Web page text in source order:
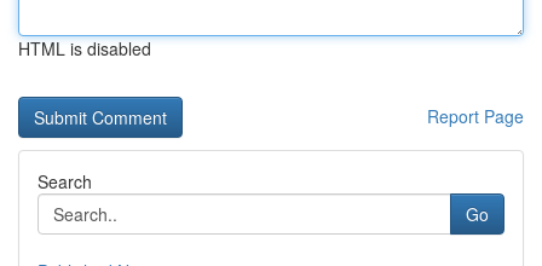
HTML is disabled
Report Page
Search
Go